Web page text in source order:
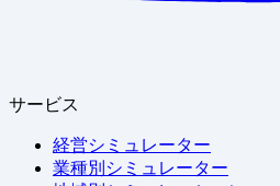
サービス
経営シミュレーター
業種別シミュレーター